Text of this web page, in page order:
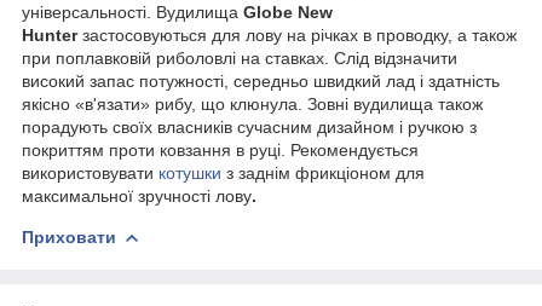
універсальності. Вудилища Globe New
Hunterзастосовуються для лову на річках в проводку, а також
при поплавковій риболовлі на ставках. Слід відзначити
високий запас потужності, середньо швидкий лад і здатність
якісно «в'язати» рибу, що клюнула. Зовні вудилища також
порадують своїх власників сучасним дизайном і ручкою з
покриттям проти ковзання в руці. Рекомендується
використовувати котушки з заднім фрикціоном для
максимальної зручності лову.
Приховати